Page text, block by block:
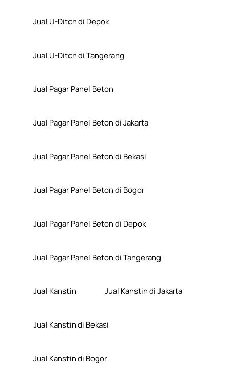
Jual U-Ditch di Depok
Jual U-Ditch di Tangerang
Jual Pagar Panel Beton
Jual Pagar Panel Beton di Jakarta
Jual Pagar Panel Beton di Bekasi
Jual Pagar Panel Beton di Bogor
Jual Pagar Panel Beton di Depok
Jual Pagar Panel Beton di Tangerang
Jual Kanstin Jual Kanstin di Jakarta
Jual Kanstin di Bekasi
Jual Kanstin di Bogor